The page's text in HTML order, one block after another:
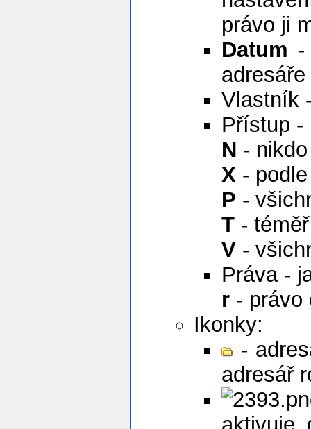
právo ji
Datum -
adresáře
Vlastník
Přístup -
N - nikdo
X -
P -
T -
V -
Práva -
r - právo
Ikonky:
-
adresář